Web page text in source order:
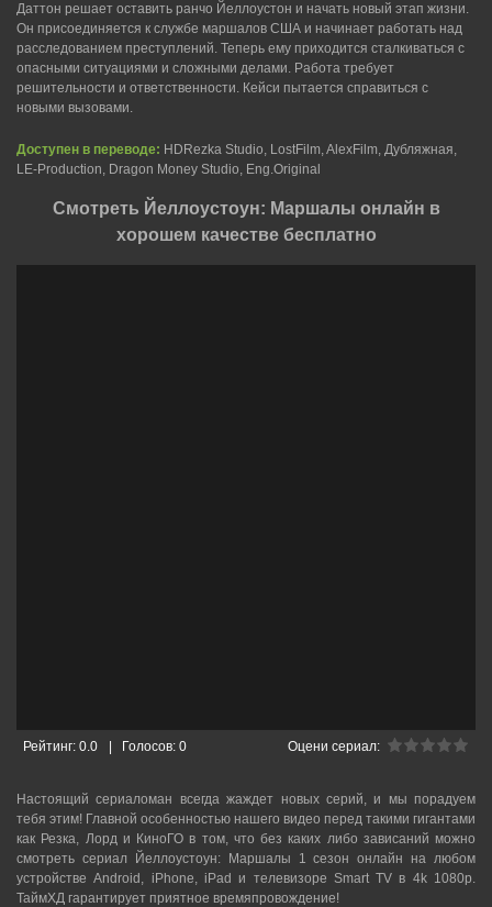
Даттон решает оставить ранчо Йеллоустон и начать новый этап жизни.
Он присоединяется к службе маршалов США и начинает работать над
расследованием преступлений. Теперь ему приходится сталкиваться с
опасными ситуациями и сложными делами. Работа требует
решительности и ответственности. Кейси пытается справиться с
новыми вызовами.
Доступен в переводе: HDRezka Studio, LostFilm, AlexFilm, Дубляжная,
LE-Production, Dragon Money Studio, Eng.Original
Смотреть Йеллоустоун: Маршалы онлайн в
хорошем качестве бесплатно
Оцени сериал:
Рейтинг: 0.0 Голосов:0
Настоящий сериаломан всегда жаждет новых серий, и мы порадуем
тебя этим! Главной особенностью нашего видео перед такими гигантами
как Резка, Лорд и КиноГО в том, что без каких либо зависаний можно
смотреть cериал Йеллоустоун: Маршалы 1 сезон онлайн на любом
устройстве Android, iPhone, iPad и телевизоре Smart TV в 4k 1080p.
ТаймХД гарантирует приятное времяпровождение!